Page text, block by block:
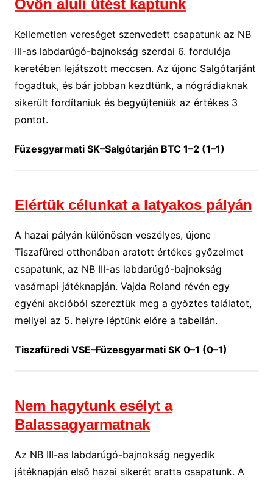
Övön aluli ütést kaptunk
Kellemetlen vereséget szenvedett csapatunk az NB
III-as labdarúgó-bajnokság szerdai 6. fordulója
keretében lejátszott meccsen. Az újonc Salgótarjánt
fogadtuk, és bár jobban kezdtünk, a nógrádiaknak
sikerült fordítaniuk és begyűjteniük az értékes 3
pontot.
Füzesgyarmati SK–Salgótarján BTC 1–2 (1–1)
Elértük célunkat a latyakos pályán
A hazai pályán különösen veszélyes, újonc
Tiszafüred otthonában aratott értékes győzelmet
csapatunk, az NB III-as labdarúgó-bajnokság
vasárnapi játéknapján. Vajda Roland révén egy
egyéni akcióból szereztük meg a győztes találatot,
mellyel az 5. helyre léptünk előre a tabellán.
Tiszafüredi VSE–Füzesgyarmati SK 0–1 (0–1)
Nem hagytunk esélyt a
Balassagyarmatnak
Az NB III-as labdarúgó-bajnokság negyedik
játéknapján első hazai sikerét aratta csapatunk. A